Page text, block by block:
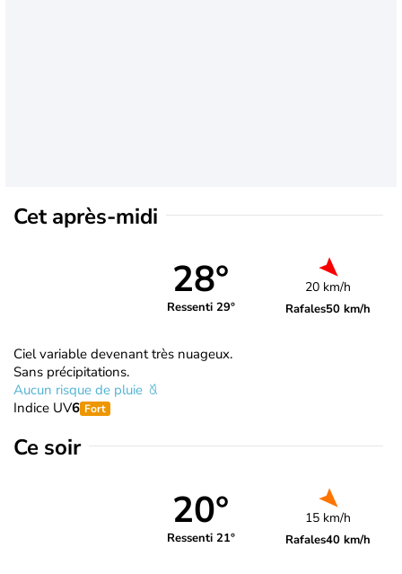
Cet après-midi
28°
Ressenti 29°
20 km/h
Rafales50 km/h
Ciel variable devenant très nuageux.
Sans précipitations.
Aucun risque de pluie
Indice UV6 Fort
Ce soir
20°
Ressenti 21°
15 km/h
Rafales40 km/h